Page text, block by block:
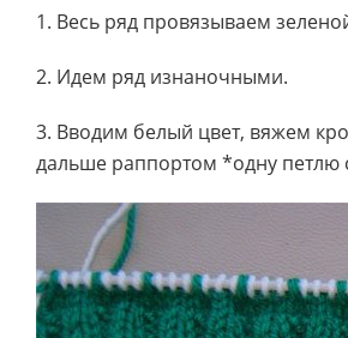
1. Весь ряд провязываем
2. Идем ряд изнаночными.
3. Вводим белый цвет, вяжем
дальше раппортом *одну петлю